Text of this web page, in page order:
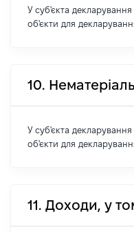
У суб'єкта декларування
об'єкти для
10.
У суб'єкта декларування
об'єкти для
11. Доходи, у